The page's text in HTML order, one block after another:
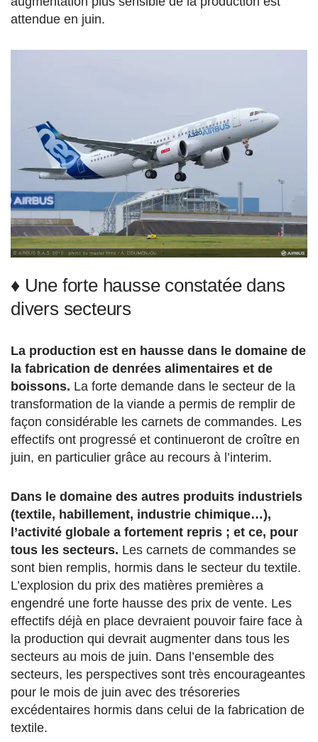
attendue en juin.
♦Une forte hausse constatée dans
divers secteurs
La production est en hausse dans le domaine de
la fabrication de denrées alimentaires et de
boissons. La forte demande dans le secteur de la
transformation de la viande a permis de remplir de
façon considérable les carnets de commandes. Les
effectifs ont progressé et continueront de croître en
juin, en particulier grâce au recours à l’interim.
Dans le domaine des autres produits industriels
(textile, habillement, industrie chimique…),
l’activité globale a fortement repris ; et ce, pour
tous les secteurs. Les carnets de commandes se
sont bien remplis, hormis dans le secteur du textile.
L’explosion du prix des matières premières a
engendré une forte hausse des prix de vente. Les
effectifs déjà en place devraient pouvoir faire face à
la production qui devrait augmenter dans tous les
secteurs au mois de juin. Dans l’ensemble des
secteurs, les perspectives sont très encourageantes
pour le mois de juin avec des trésoreries
excédentaires hormis dans celui de la fabrication de
textile.